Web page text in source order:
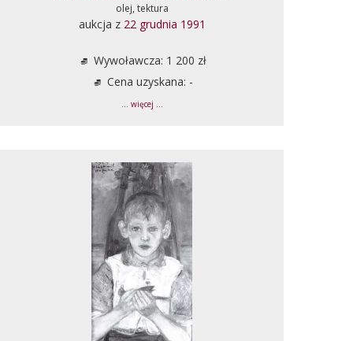
olej, tektura
aukcja z 22 grudnia 1991
Wywoławcza: 1 200 zł
Cena uzyskana: -
... więcej ...